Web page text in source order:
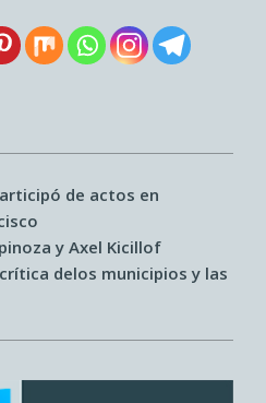
de actos en
y Axel Kicillof
delos municipios y las